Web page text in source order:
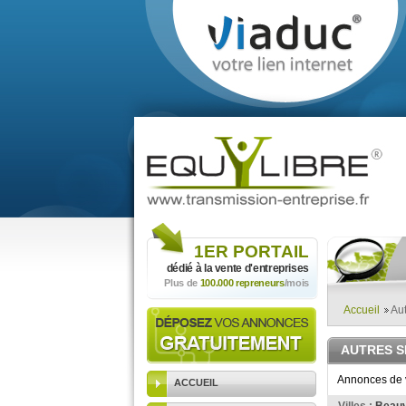
1ER PORTAIL
dédié à la vente d'entreprises
Plus de 100.000 repreneurs/mois
ACCUEIL
Accueil
AUTRES
Annonces de